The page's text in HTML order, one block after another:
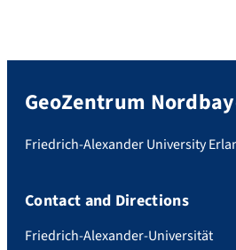
GeoZentrum
Friedrich-Alexander University
Contact and Directions
Friedrich-Alexander-Universität